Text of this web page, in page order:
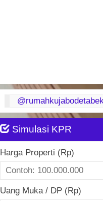
Simulasi KPR
Harga Properti (Rp)
Uang Muka / DP (Rp)